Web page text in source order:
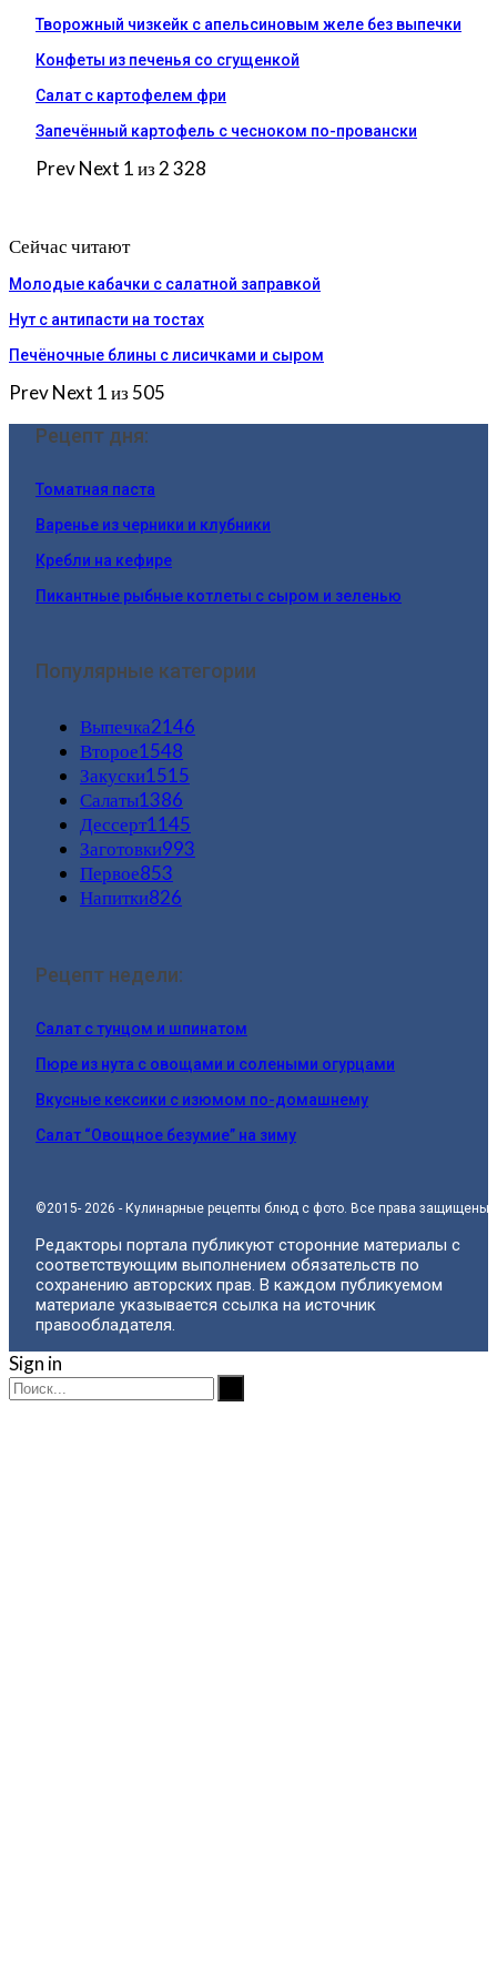
Творожный чизкейк с апельсиновым желе без выпечки
Конфеты из печенья со сгущенкой
Салат с картофелем фри
Запечённый картофель с чесноком по-провански
PrevNext 1 из 2 328
Сейчас читают
Молодые кабачки с салатной заправкой
Нут с антипасти на тостах
Печёночные блины с лисичками и сыром
PrevNext 1 из 505
Рецепт дня:
Томатная паста
Варенье из черники и клубники
Кребли на кефире
Пикантные рыбные котлеты с сыром и зеленью
Популярные категории
Выпечка2146
Второе1548
Закуски1515
Салаты1386
Дессерт1145
Заготовки993
Первое853
Напитки826
Рецепт недели:
Салат с тунцом и шпинатом
Пюре из нута с овощами и солеными огурцами
Вкусные кексики с изюмом по-домашнему
Салат “Овощное безумие” на зиму
©2015- 2026 - Кулинарные рецепты блюд с фото. Все права защищены.
Редакторы портала публикуют сторонние материалы с
соответствующим выполнением обязательств по
сохранению авторских прав. В каждом публикуемом
материале указывается ссылка на источник
правообладателя.
Sign in